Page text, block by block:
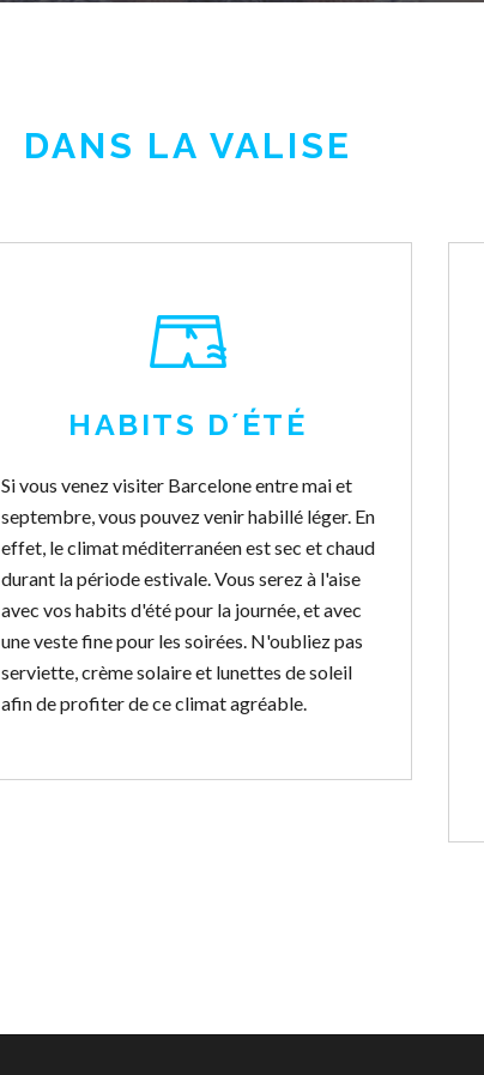
DANS LA VALISE
HABITS D´ÉTÉ
Si vous venez visiter Barcelone entre mai et
septembre, vous pouvez venir habillé léger. En
effet, le climat méditerranéen est sec et chaud
durant la période estivale. Vous serez à l'aise
avec vos habits d'été pour la journée, et avec
une veste fine pour les soirées. N'oubliez pas
serviette, crème solaire et lunettes de soleil
afin de profiter de ce climat agréable.